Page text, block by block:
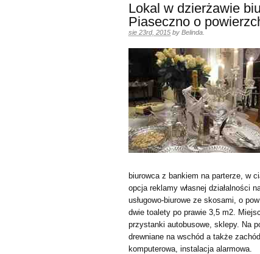
Lokal w dzierżawie
Piaseczno o
sie 23rd, 2015 by Belinda
biurowca z bankiem na parterze, w
opcja reklamy własnej działalności
usługowo-biurowe ze skosami, o
dwie toalety po prawie 3,5 m2.
przystanki autobusowe, sklepy. Na
drewniane na wschód a także
komputerowa, instalacja alarmowa.